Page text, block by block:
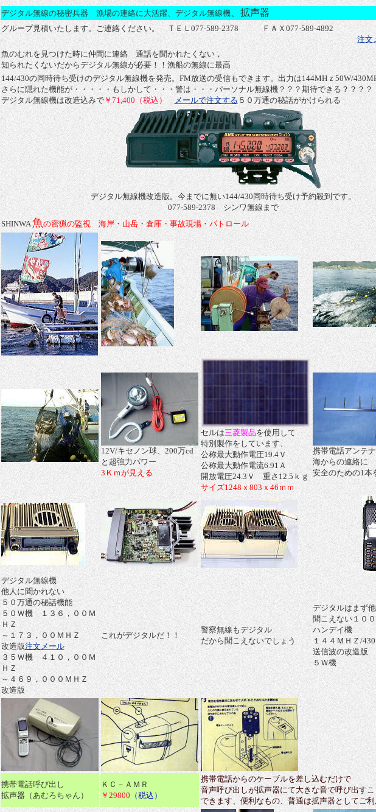
デジタル無線の秘密兵器 漁場の連絡に大活躍、デジタル無線機、拡声器
グループ見積いたします。ご連絡ください。 ＴＥＬ077-589-2378 ＦＡＸ077-589-4892
注文
魚のむれを見つけた時に仲間に連絡 通話を聞かれたくない，
知られたくないだからデジタル無線が必要！！漁船の無線に最高
144/430の同時待ち受けのデジタル無線機を発売。FM放送の受信もできます。出力は144MHｚ50W/
さらに隠れた機能が・・・・・もしかして・・・警は・・・パーソナル無線機？？？期待できる？？？？
デジタル無線機は改造込みで￥71,400（税込） メールで注文する ５０万通の秘話がかけられる
デジタル無線機改造版。今までに無い144/430同時待ち受け予約殺到です。
077-589-2378 シンワ無線まで
SHINWA魚の密猟の監視 海岸・山岳・倉庫・事故現場・パトロール
12V/キセノン球、200万cd
と超強力パワー
3Ｋｍが見える
セルは三菱製品を使用して
特別製作をしています、
公称最大動作電圧19.4Ｖ
公称最大動作電流6.91Ａ
開放電圧24.3Ｖ 重さ12.5ｋｇ
サイズ1248ｘ803ｘ46ｍｍ
携帯電話アンテナ
海からの連絡に
安全のための1本
デジタル無線機
他人に聞かれない
５０万通の秘話機能
５０Ｗ機 １３６，００Ｍ
ＨＺ
～１７３，００ＭＨＺ
改造版注文メール
３５Ｗ機 ４１０，００Ｍ
ＨＺ
～４６９，０００ＭＨＺ
改造版
これがデジタルだ！！
警察無線もデジタル
だから聞こえないでしょう
デジタルはまず
聞こえない１０
ハンデイ機
１４４ＭＨＺ/430
送信波の改造版
５Ｗ機
携帯電話呼び出し
拡声器（あむろちゃん）
ＫＣ－ＡＭＲ
￥29800 （税込）
携帯電話からのケーブルを差し込むだけで
音声呼び出しが拡声器にて大きな音で呼び出す
できます、便利なもの、普通は拡声器としてご利